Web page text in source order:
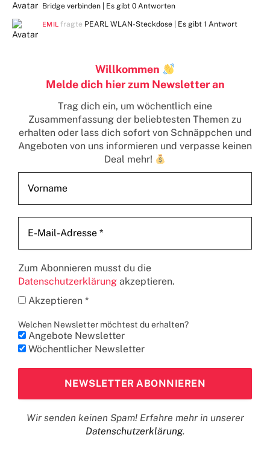
Bridge verbinden | Es gibt 0 Antworten
EMIL fragte PEARL WLAN-Steckdose | Es gibt1 Antwort
Willkommen
Melde dich hier zum Newsletter an
Trag dich ein, um wöchentlich eine
Zusammenfassung der beliebtesten Themen zu
erhaltenoder lass dich sofort von Schnäppchen und
Angeboten von uns informieren und verpasse keinen
Deal mehr!
Zum Abonnieren musst du die
Datenschutzerklärung akzeptieren.
Akzeptieren *
Welchen Newsletter möchtest du erhalten?
Angebote Newsletter
Wöchentlicher Newsletter
Wir senden keinen Spam! Erfahre mehr in unserer
Datenschutzerklärung.